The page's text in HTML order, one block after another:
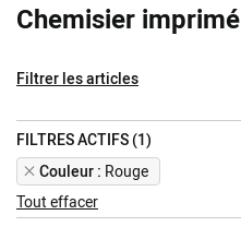
Chemisier imprimé
Filtrer les articles
FILTRES ACTIFS (1)
Couleur Rouge
Remove
This
Item
Tout effacer